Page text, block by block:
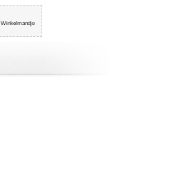
Winkelmandje